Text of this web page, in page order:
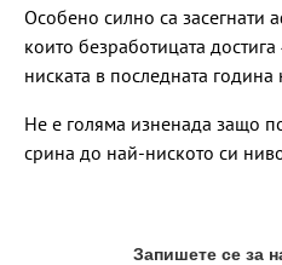
Особено силно са засегнати
които безработицата
ниската в последната
Не е голяма изненада защо
срина до най-ниското си